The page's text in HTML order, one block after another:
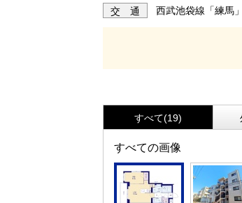
交 通 西武池袋線「練馬
すべて(19)
すべての画像